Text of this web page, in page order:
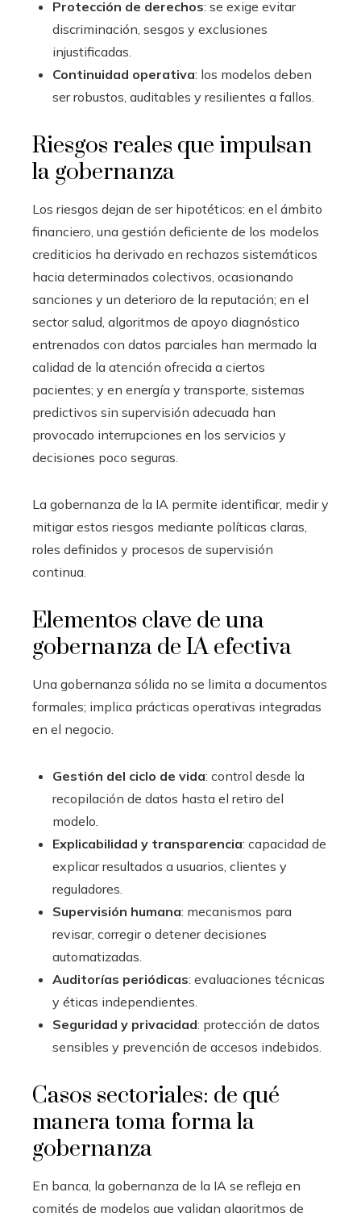
Protección de derechos: se exige evitar
discriminación, sesgos y exclusiones
injustificadas.
Continuidad operativa: los modelos deben
ser robustos, auditables y resilientes a fallos.
Riesgos reales que impulsan
la gobernanza
Los riesgos dejan de ser hipotéticos: en el ámbito
financiero, una gestión deficiente de los modelos
crediticios ha derivado en rechazos sistemáticos
hacia determinados colectivos, ocasionando
sanciones y un deterioro de la reputación; en el
sector salud, algoritmos de apoyo diagnóstico
entrenados con datos parciales han mermado la
calidad de la atención ofrecida a ciertos
pacientes; y en energía y transporte, sistemas
predictivos sin supervisión adecuada han
provocado interrupciones en los servicios y
decisiones poco seguras.
La gobernanza de la IA permite identificar, medir y
mitigar estos riesgos mediante políticas claras,
roles definidos y procesos de supervisión
continua.
Elementos clave de una
gobernanza de IA efectiva
Una gobernanza sólida no se limita a documentos
formales; implica prácticas operativas integradas
en el negocio.
Gestión del ciclo de vida: control desde la
recopilación de datos hasta el retiro del
modelo.
Explicabilidad y transparencia: capacidad de
explicar resultados a usuarios, clientes y
reguladores.
Supervisión humana: mecanismos para
revisar, corregir o detener decisiones
automatizadas.
Auditorías periódicas: evaluaciones técnicas
y éticas independientes.
Seguridad y privacidad: protección de datos
sensibles y prevención de accesos indebidos.
Casos sectoriales: de qué
manera toma forma la
gobernanza
En banca, la gobernanza de la IA se refleja en
comités de modelos que validan algoritmos de